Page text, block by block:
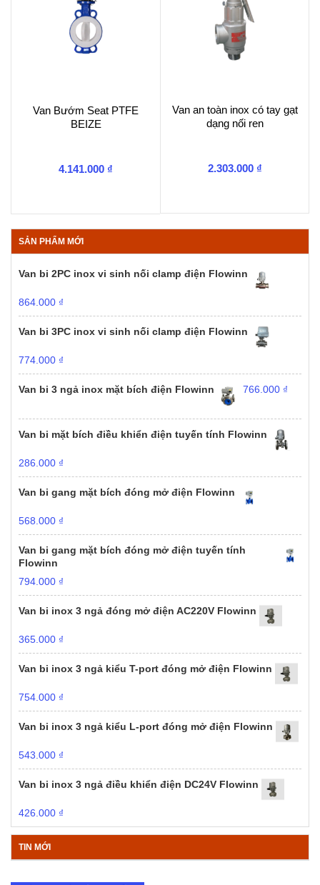
Van Bướm Seat PTFE
BEIZE
4.141.000 ₫
Van an toàn inox có tay gạt
dạng nối ren
2.303.000 ₫
SẢN PHẨM MỚI
Van bi 2PC inox vi sinh nối clamp điện Flowinn
864.000 ₫
Van bi 3PC inox vi sinh nối clamp điện Flowinn
774.000 ₫
Van bi 3 ngả inox mặt bích điện Flowinn 766.000 ₫
Van bi mặt bích điều khiển điện tuyến tính Flowinn
286.000 ₫
Van bi gang mặt bích đóng mở điện Flowinn
568.000 ₫
Van bi gang mặt bích đóng mở điện tuyến tính
Flowinn
794.000 ₫
Van bi inox 3 ngả đóng mở điện AC220V Flowinn
365.000 ₫
Van bi inox 3 ngả kiểu T-port đóng mở điện Flowinn
754.000 ₫
Van bi inox 3 ngả kiểu L-port đóng mở điện Flowinn
543.000 ₫
Van bi inox 3 ngả điều khiển điện DC24V Flowinn
426.000 ₫
TIN MỚI